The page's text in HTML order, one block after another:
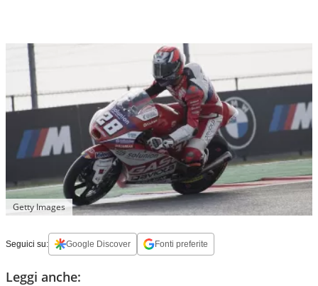
Getty Images
Seguici su: Google Discover Fonti preferite
Leggi anche: